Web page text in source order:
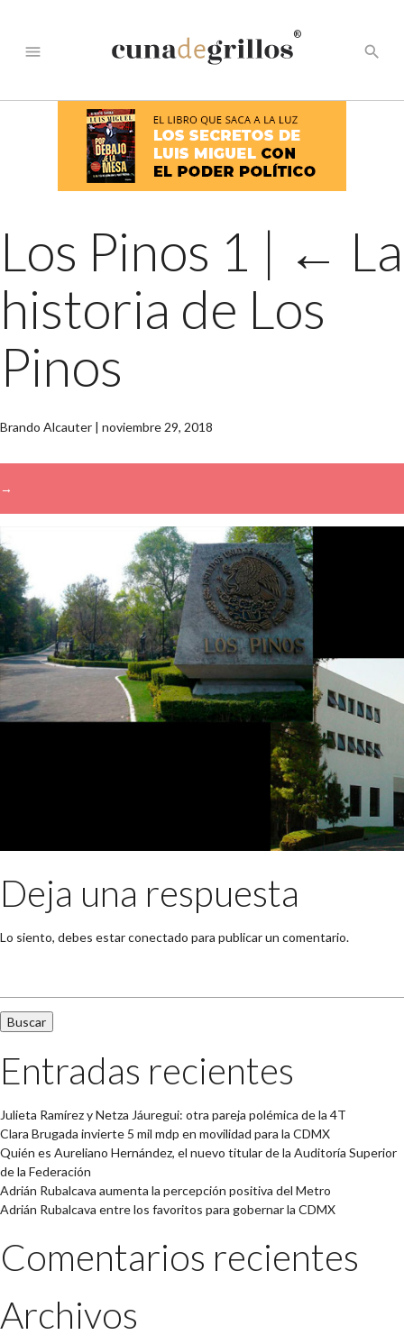
menu
®
search
Los Pinos 1 | ← La
historia de Los
Pinos
Brando Alcauter | noviembre 29, 2018
→
Deja una respuesta
Lo siento, debes estarconectado para publicar un comentario.
Entradas recientes
Julieta Ramírez y Netza Jáuregui: otra pareja polémica de la 4T
Clara Brugada invierte 5 mil mdp en movilidad para la CDMX
Quién es Aureliano Hernández, el nuevo titular de la Auditoría Superior
de la Federación
Adrián Rubalcava aumenta la percepción positiva del Metro
Adrián Rubalcava entre los favoritos para gobernar la CDMX
Comentarios recientes
Archivos